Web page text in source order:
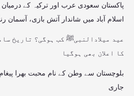
پاکستان سعودی عرب اور ترکیہ کے
اسلام آباد میں شاندار آتش بازی، آسمان
عید میلادالنبیﷺ کب ہوگی؟ تاریخ
کا اعلان بھی ہوگیا
بلوچستان سے وطن کے نام محبت بھرا
جاری